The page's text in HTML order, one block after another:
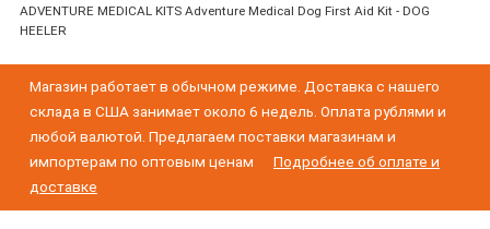
ADVENTURE MEDICAL KITS Adventure Medical Dog First Aid Kit - DOG
HEELER
Магазин работает в обычном режиме. Доставка с нашего
склада в США занимает около 6 недель. Оплата рублями и
любой валютой. Предлагаем поставки магазинам и
импортерам по оптовым ценам
Подробнее об оплате и
доставке